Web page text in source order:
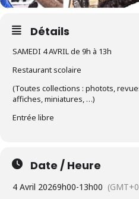
Détails
SAMEDI 4 AVRIL de 9h à 13h
Restaurant scolaire
(Toutes collections : photots,
affiches, miniatures, …)
Entrée libre
Date / Heure
4 Avril 20269h00-13h00